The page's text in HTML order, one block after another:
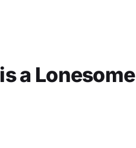
a Lonesome